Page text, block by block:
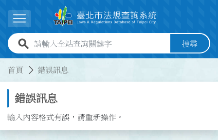
展開選單
全站查詢關鍵字欄位 搜尋
首頁 錯誤訊息
錯誤訊息
輸入內容格式有誤，請重新操作。